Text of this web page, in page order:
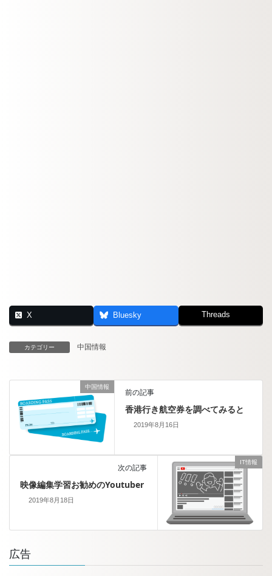
X Bluesky Threads
カテゴリー 中国情報
中国情報
前の記事
香港行き航空券を調べてみると
2019年8月16日
IT情報
次の記事
映像編集学習お勧めのYoutuber
2019年8月18日
広告